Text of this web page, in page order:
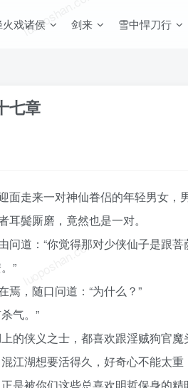
火戏诸侯 剑来 雪中悍刀行
七章
luoposhan.com
luoposhan.com
走来一对神仙眷侣的年轻男女，
鬓厮磨，竟然也是一对。
问道：“你觉得那对少侠仙子是跟菩
”
焉，随口问道：“为什么？”
气。”
的侠义之士，都喜欢跟淫贼狗官
江湖想要活得久，好奇心不能太